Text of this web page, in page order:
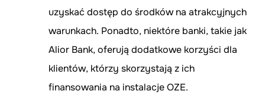
uzyskać dostęp do środków na atrakcyjnych
warunkach. Ponadto, niektóre banki, takie jak
Alior Bank, oferują dodatkowe korzyści dla
klientów, którzy skorzystają z ich
finansowania na instalacje OZE.